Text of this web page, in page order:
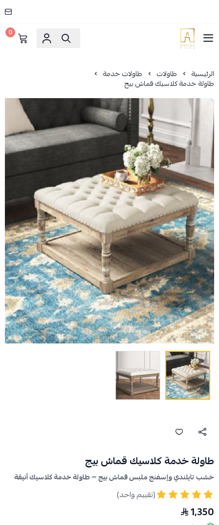
AD HOME
0
الرئيسية طاولات طاولات خدمة
طاولة خدمة كلاسيك قماش بيج
طاولة خدمة كلاسيك قماش بيج
خشب تايلندي وإسفنج ملبس قماش بيج — طاولة خدمة كلاسيك أنيقة
(تقييم واحد)
1,350